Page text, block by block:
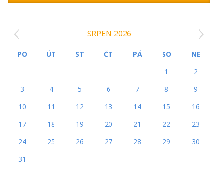
SRPEN 2026
PO ÚT ST ČT PÁ SO
NE
1
2
3
4 5 6 7 8
9
10
11 12 13 14 15
16
17
18 19 20 21 22
23
24
25 26 27 28 29
30
31